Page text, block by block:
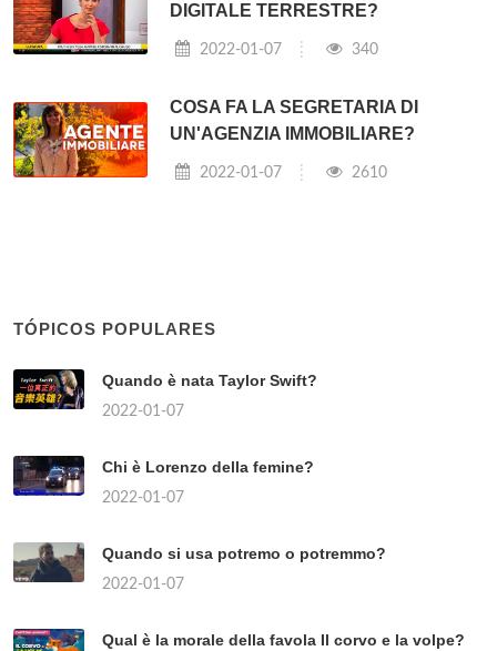
DIGITALE TERRESTRE?
2022-01-07 340
COSA FA LA SEGRETARIA DI
UN'AGENZIA IMMOBILIARE?
2022-01-07 2610
TÓPICOS POPULARES
Quando è nata Taylor Swift?
2022-01-07
Chi è Lorenzo della femine?
2022-01-07
Quando si usa potremo o potremmo?
2022-01-07
Qual è la morale della favola Il corvo e la volpe?